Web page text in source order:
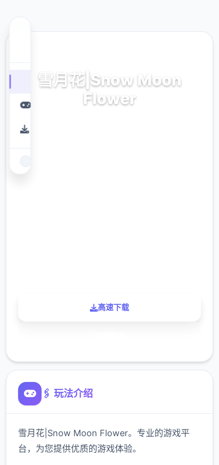
雪月花|Snow Moon
Flower
雪月花|Snow Moon Flower。专业的游戏平
高速下载
🖇️ 玩法介绍
雪月花|Snow Moon Flower。专业的游戏平
台，为您提供优质的游戏体验。